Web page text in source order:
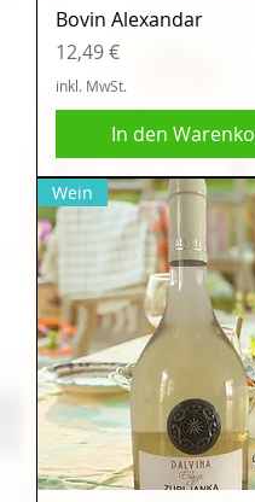
Bovin Alexandar
Preis
12,49 €
inkl. MwSt.
In den
Wein